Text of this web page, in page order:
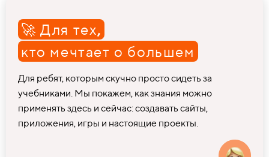
🚀 Для тех,
кто мечтает о большем
Для ребят, которым скучно просто сидеть за
учебниками. Мы покажем, как знания можно
применять здесь и сейчас: создавать сайты,
приложения, игры и настоящие проекты.